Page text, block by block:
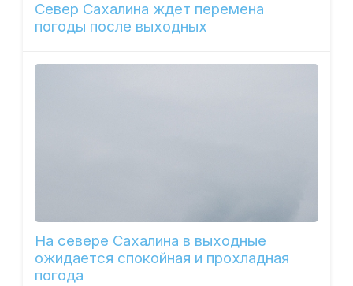
Север Сахалина ждет перемена
погоды после выходных
На севере Сахалина в выходные
ожидается спокойная и прохладная
погода